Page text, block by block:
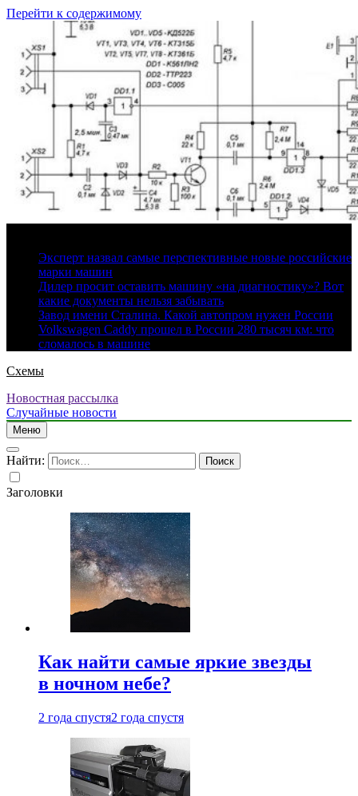
Перейти к содержимому
Эксперт назвал самые перспективные новые российские
марки машин
Дилер просит оставить машину «на диагностику»? Вот
какие документы нельзя забывать
Завод имени Сталина. Какой автопром нужен России
Volkswagen Caddy прошел в России 280 тысяч км: что
сломалось в машине
Схемы
Новостная рассылка
Случайные новости
Меню
Найти:
Заголовки
Как найти самые яркие звезды
в ночном небе?
2 года спустя2 года спустя